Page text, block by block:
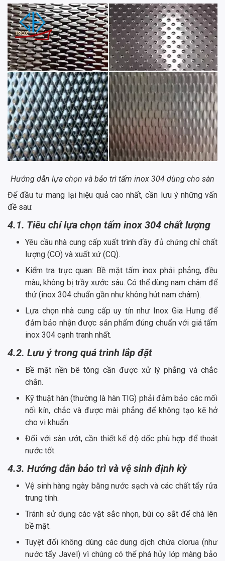
Hướng dẫn lựa chọn và bảo trì tấm inox 304 dùng cho sàn
Để đầu tư mang lại hiệu quả cao nhất, cần lưu ý những vấn
đề sau:
4.1. Tiêu chí lựa chọn tấm inox 304 chất lượng
Yêu cầu nhà cung cấp xuất trình đầy đủ chứng chỉ chất
lượng (CO) và xuất xứ (CQ).
Kiểm tra trực quan: Bề mặt tấm inox phải phẳng, đều
màu, không bị trầy xước sâu. Có thể dùng nam châm để
thử (inox 304 chuẩn gần như không hút nam châm).
Lựa chọn nhà cung cấp uy tín như Inox Gia Hưng để
đảm bảo nhận được sản phẩm đúng chuẩn với giá tấm
inox 304 cạnh tranh nhất.
4.2. Lưu ý trong quá trình lắp đặt
Bề mặt nền bê tông cần được xử lý phẳng và chắc
chắn.
Kỹ thuật hàn (thường là hàn TIG) phải đảm bảo các mối
nối kín, chắc và được mài phẳng để không tạo kẽ hở
cho vi khuẩn.
Đối với sàn ướt, cần thiết kế độ dốc phù hợp để thoát
nước tốt.
4.3. Hướng dẫn bảo trì và vệ sinh định kỳ
Vệ sinh hàng ngày bằng nước sạch và các chất tẩy rửa
trung tính.
Tránh sử dụng các vật sắc nhọn, búi cọ sắt để chà lên
bề mặt.
Tuyệt đối không dùng các dung dịch chứa clorua (như
nước tẩy Javel) vì chúng có thể phá hủy lớp màng bảo